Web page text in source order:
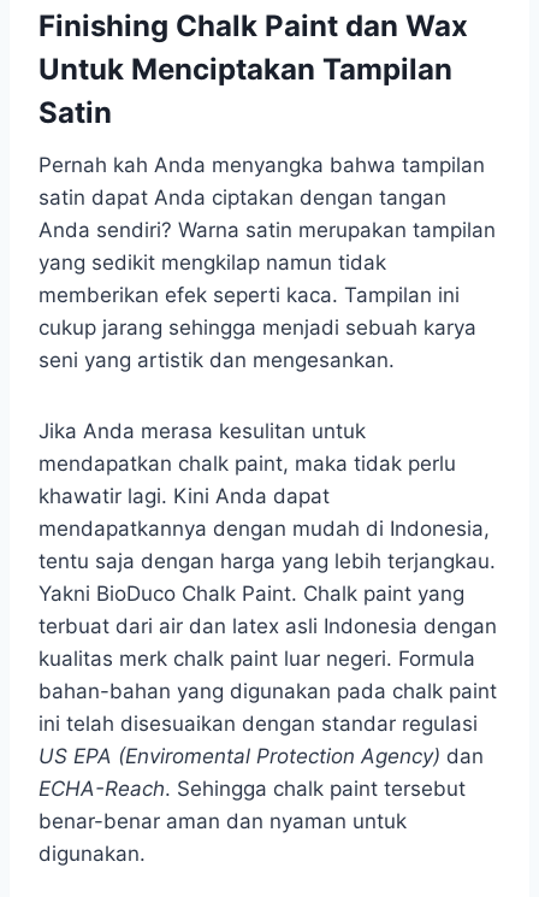
Finishing Chalk Paint dan Wax
Untuk Menciptakan Tampilan
Satin
Pernah kah Anda menyangka bahwa tampilan
satin dapat Anda ciptakan dengan tangan
Anda sendiri? Warna satin merupakan tampilan
yang sedikit mengkilap namun tidak
memberikan efek seperti kaca. Tampilan ini
cukup jarang sehingga menjadi sebuah karya
seni yang artistik dan mengesankan.
Jika Anda merasa kesulitan untuk
mendapatkan chalk paint, maka tidak perlu
khawatir lagi. Kini Anda dapat
mendapatkannya dengan mudah di Indonesia,
tentu saja dengan harga yang lebih terjangkau.
Yakni BioDuco Chalk Paint. Chalk paint yang
terbuat dari air dan latex asli Indonesia dengan
kualitas merk chalk paint luar negeri. Formula
bahan-bahan yang digunakan pada chalk paint
ini telah disesuaikan dengan standar regulasi
US EPA (Enviromental Protection Agency) dan
ECHA-Reach. Sehingga chalk paint tersebut
benar-benar aman dan nyaman untuk
digunakan.